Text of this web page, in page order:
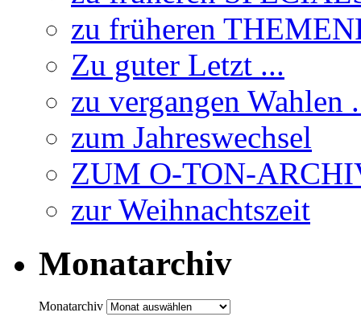
zu früheren
Zu guter Letzt ...
zu vergangen Wahlen
zum Jahreswechsel
ZUM O-TON-
zur Weihnachtszeit
Monatarchiv
Monatarchiv